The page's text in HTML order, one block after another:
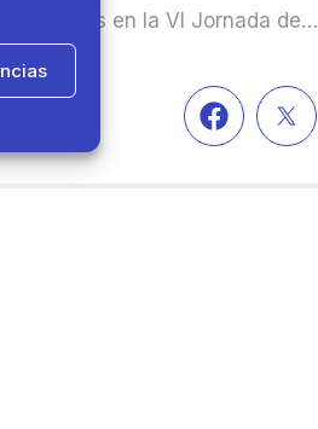
en la VI Jornada de…